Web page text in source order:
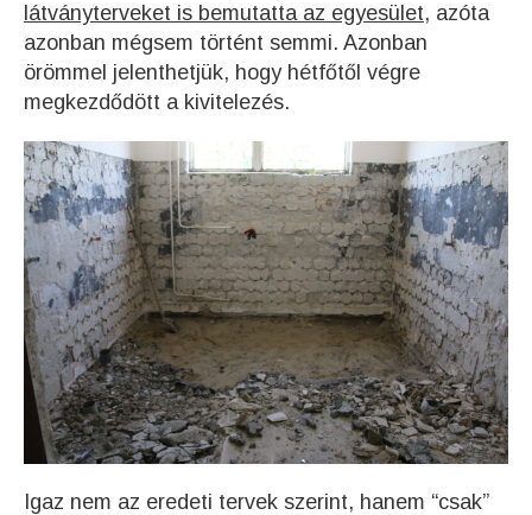
látványterveket is bemutatta az egyesület, azóta
azonban mégsem történt semmi. Azonban
örömmel jelenthetjük, hogy hétfőtől végre
megkezdődött a kivitelezés.
Igaz nem az eredeti tervek szerint, hanem “csak”